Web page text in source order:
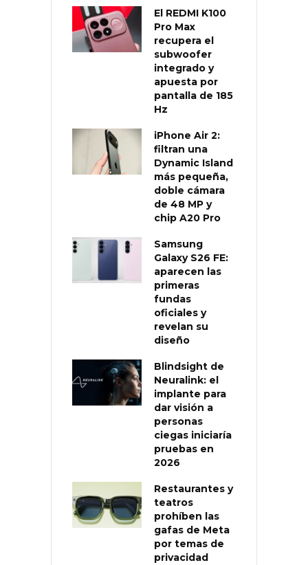
El REDMI K100
Pro Max
recupera el
subwoofer
integrado y
apuesta por
pantalla de 185
Hz
iPhone Air 2:
filtran una
Dynamic Island
más pequeña,
doble cámara
de 48 MP y
chip A20 Pro
Samsung
Galaxy S26 FE:
aparecen las
primeras
fundas
oficiales y
revelan su
diseño
Blindsight de
Neuralink: el
implante para
dar visión a
personas
ciegas iniciaría
pruebas en
2026
Restaurantes y
teatros
prohíben las
gafas de Meta
por temas de
privacidad